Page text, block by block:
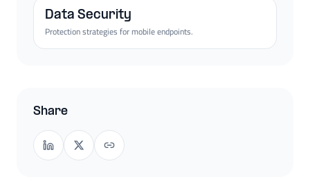
Data Security
Protection strategies for mobile endpoints.
Share